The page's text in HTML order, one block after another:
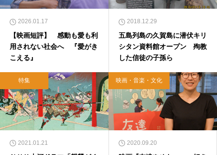
2026.01.17
【映画短評】 感動も愛も利
用されない社会へ 『愛がき
こえる』
2018.12.29
五島列島の久賀島に潜伏キリ
シタン資料館オープン 殉教
した信徒の子孫ら
特集
2021.01.21
映画・音楽・文化
2020.09.20